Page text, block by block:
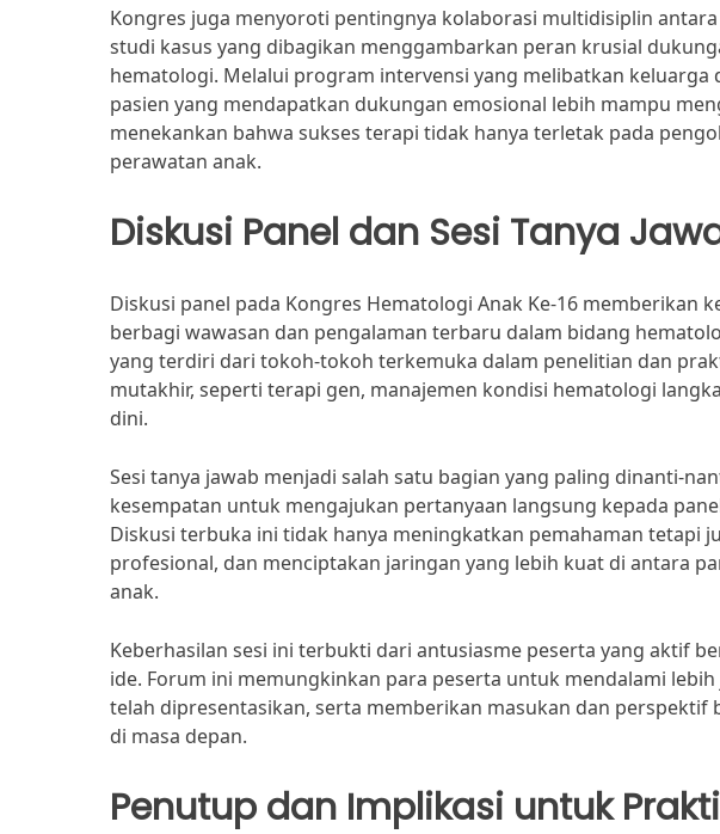
Kongres juga menyoroti pentingnya kolaborasi multidisiplin
studi kasus yang dibagikan menggambarkan peran krusial
hematologi. Melalui program intervensi yang melibatkan keluarga
pasien yang mendapatkan dukungan emosional lebih mampu
menekankan bahwa sukses terapi tidak hanya terletak pada
perawatan anak.
Diskusi Panel dan Sesi Tanya
Diskusi panel pada Kongres Hematologi Anak Ke-16 memberikan
berbagi wawasan dan pengalaman terbaru dalam bidang
yang terdiri dari tokoh-tokoh terkemuka dalam penelitian dan
mutakhir, seperti terapi gen, manajemen kondisi hematologi
dini.
Sesi tanya jawab menjadi salah satu bagian yang paling dinanti-
kesempatan untuk mengajukan pertanyaan langsung kepada
Diskusi terbuka ini tidak hanya meningkatkan pemahaman tetapi
profesional, dan menciptakan jaringan yang lebih kuat di antara
anak.
Keberhasilan sesi ini terbukti dari antusiasme peserta yang aktif
ide. Forum ini memungkinkan para peserta untuk mendalami
telah dipresentasikan, serta memberikan masukan dan
di masa depan.
Penutup dan Implikasi untuk